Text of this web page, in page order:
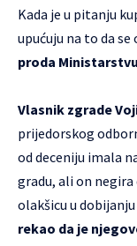
Kada je u pitanju
upućuju na to da se
proda
Vlasnik zgrade
prijedorskog
od deceniju imala
gradu, ali on
olakšicu u
rekao da je